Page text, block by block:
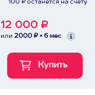
100 ₽ останется на счету
12 000 ₽
или 2000 ₽ × 6 мес